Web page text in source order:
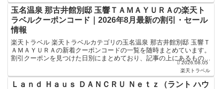
玉名温泉 那古井館別邸 玉響ＴＡＭＡＹＵＲＡの楽天ト
ラベルクーポンコード｜2026年8月最新の割引・セール
情報
楽天トラベル 楽天トラベルカテゴリの玉名温泉 那古井館別邸 玉響Ｔ
ＡＭＡＹＵＲＡの新着クーポンコードの一覧を随時まとめています。
割引クーポンを見つけた日別にまとめており、記事の上にあるものが
最新の割引クーポンになります。ホテル・旅館宿泊の予... 2026.08.05
楽天トラベル
Ｌａｎｄ Ｈａｕｓ ＤＡＮＣＲＵ Ｎｅｔｚ（ラント ハウ